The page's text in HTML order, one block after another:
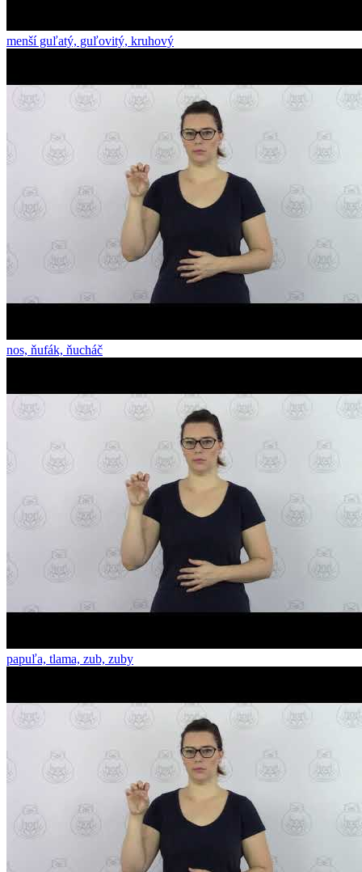
menší guľatý, guľovitý, kruhový
nos, ňufák, ňucháč
papuľa, tlama, zub, zuby